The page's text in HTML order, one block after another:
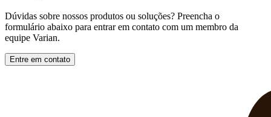
Dúvidas sobre nossos produtos ou soluções? Preencha o
formulário abaixo para entrar em contato com um membro da
equipe Varian.
Entre em contato